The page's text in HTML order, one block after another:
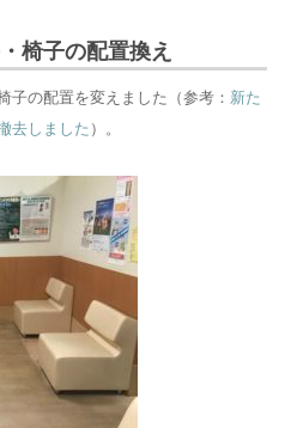
椅子の配置換え
子の配置を変えました（参考： 新た
去しました ）。